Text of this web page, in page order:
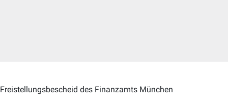
Freistellungsbescheid des Finanzamts München